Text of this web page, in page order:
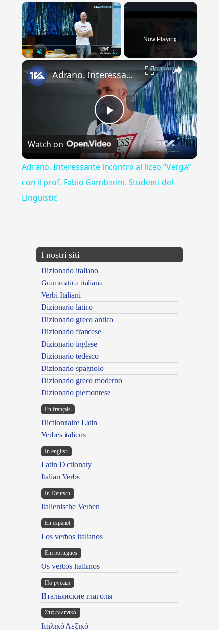
×
Now Playing
×
Play
Video
Adrano. Interessante incontro al liceo “Verga” con il prof. Fabio Gamberini. Studenti del Linguistic
Watch on
Adrano. Interessante incontro al liceo “Verga”
con il prof. Fabio Gamberini. Studenti del
Linguistic
I nostri siti
Dizionario italiano
Grammatica italiana
Verbi Italiani
Dizionario latino
Dizionario greco antico
Dizionario francese
Dizionario inglese
Dizionario tedesco
Dizionario spagnolo
Dizionario greco moderno
Dizionario piemontese
En français
Dictionnaire Latin
Verbes italiens
In english
Latin Dictionary
Italian Verbs
In Deutsch
Italienische Verben
En español
Los verbos italianos
Em portugues
Os verbos italianos
По русски
Итальянские глаголы
Στα ελληνικά
Ιταλικό Λεξικό